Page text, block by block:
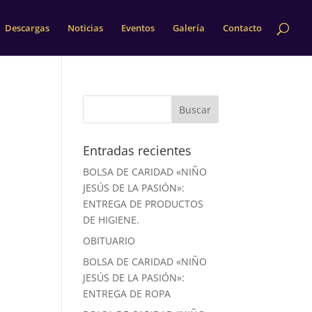
Descargas Noticias Eventos Galería Contacto
Entradas recientes
BOLSA DE CARIDAD «NIÑO
JESÚS DE LA PASIÓN»:
ENTREGA DE PRODUCTOS
DE HIGIENE.
OBITUARIO
BOLSA DE CARIDAD «NIÑO
JESÚS DE LA PASIÓN»:
ENTREGA DE ROPA